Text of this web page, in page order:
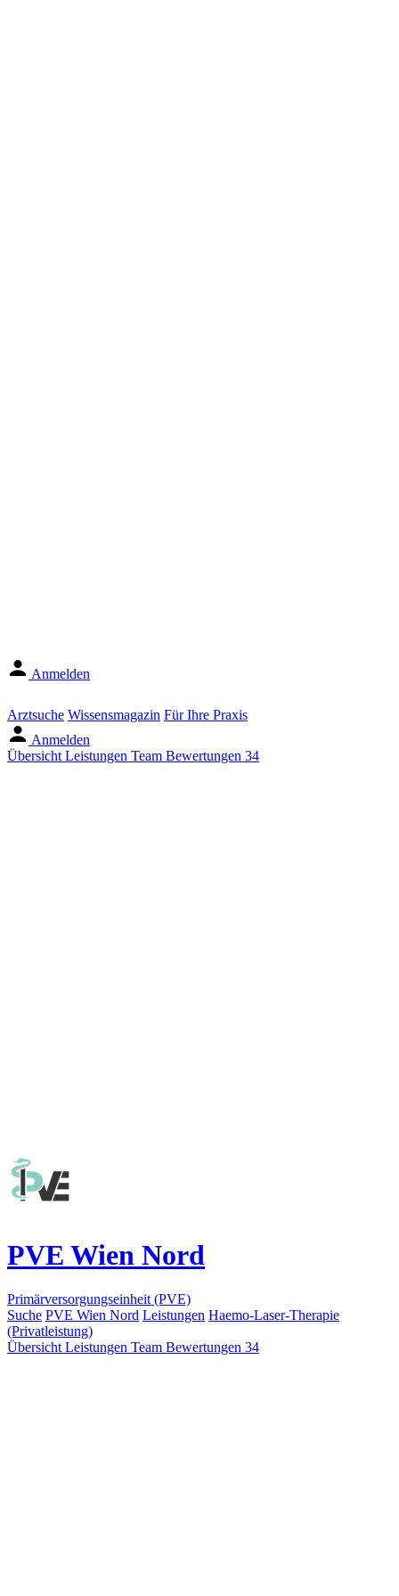
Anmelden
Arztsuche Wissensmagazin Für Ihre Praxis
Anmelden
Übersicht Leistungen Team Bewertungen 34
PVE Wien Nord
Primärversorgungseinheit (PVE)
Suche PVE Wien Nord Leistungen Haemo-Laser-Therapie
(Privatleistung)
Übersicht Leistungen Team Bewertungen 34